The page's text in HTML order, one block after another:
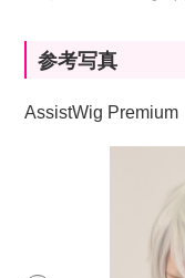
参考写真
AssistWig